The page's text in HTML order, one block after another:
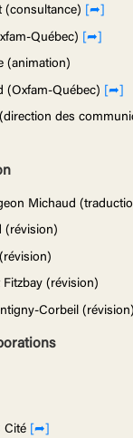
(consultance) [➦]
Québec) [➦]
(animation)
(Oxfam-Québec) [➦]
des
Michaud
(révision)
Fitzbay (révision)
Corbeil (révision)
Cité [➦]